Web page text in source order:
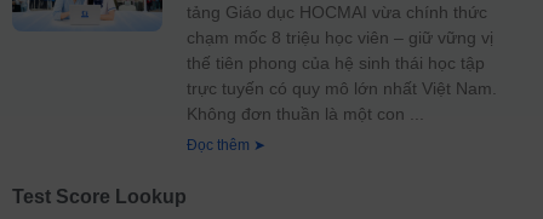
tảng Giáo dục HOCMAI vừa chính thức
chạm mốc 8 triệu học viên – giữ vững vị
thế tiên phong của hệ sinh thái học tập
trực tuyến có quy mô lớn nhất Việt Nam.
Không đơn thuần là một con
Đọc thêm ➤
Test Score Lookup